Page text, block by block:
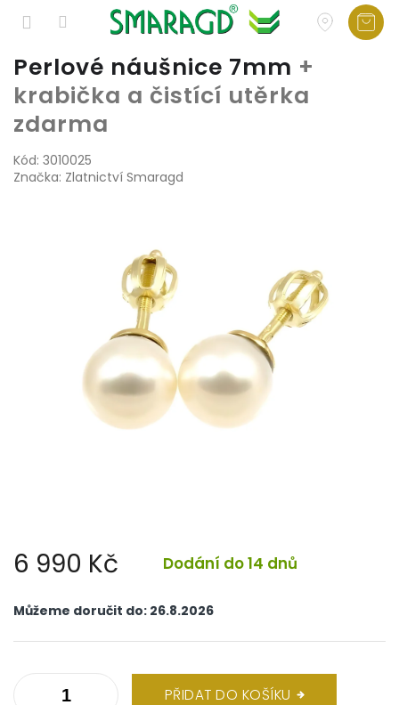
Přejít
obsah
Perlové náušnice 7mm +
krabička a čistící utěrka
zdarma
Kód: 3010025
Značka: Zlatnictví Smaragd
6 990 Kč Dodání do 14 dnů
cena:
Můžeme doručit do: 26.8.2026
PŘIDAT DO KOŠÍKU